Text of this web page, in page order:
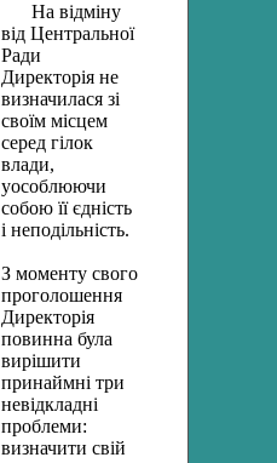
На відміну
від Центральної
Ради
Директорія не
визначилася зі
своїм місцем
серед гілок
влади,
уособлюючи
собою її єдність
і не­подільність.
З моменту свого
проголошення
Директорія
повинна була
ви­рішити
принаймні три
невідкладні
проблеми:
визначити свій